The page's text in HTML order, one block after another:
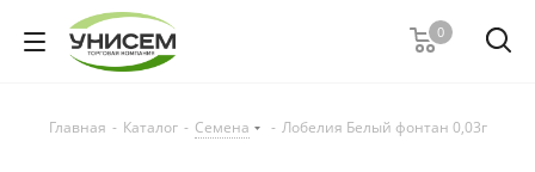
0
Главная - Каталог - Семена - Лобелия Белый фонтан 0,03г